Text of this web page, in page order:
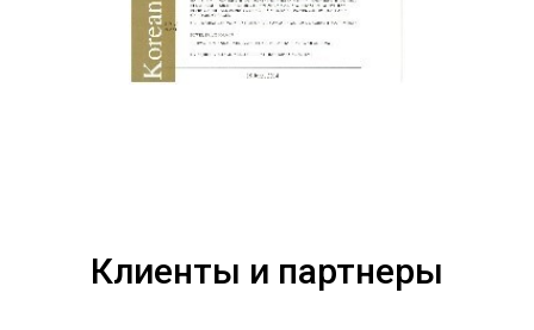
Клиенты и партнеры